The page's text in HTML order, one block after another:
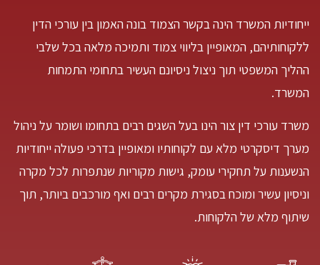
ייחודיות המשרד הינה בקשר הצמוד בונה האמון בין עורכי הדין
ללקוחותיהם, המאופיין בליווי צמוד ותמיכה מלאה בכל שלבי
ההליך המשפטי תוך ניצול ניסיונם העשיר בתחומי התמחות
המשרד.
משרד עורכי דין צור הינו בעל השגים רבים בתחומו ושומר על ניהול
מערך דיסקרטי מלא עם לקוחותיו ומאופיין בדרכי פעולה ייחודיות
הנשענות על תחקירי עומק, גישות מקוריות שנתפרות לכל מקרה
וניסיון עשיר ומוכח בסגירת מקרים רבים ואף מורכבים ביותר, תוך
שיתוף מלא של הלקוחות.